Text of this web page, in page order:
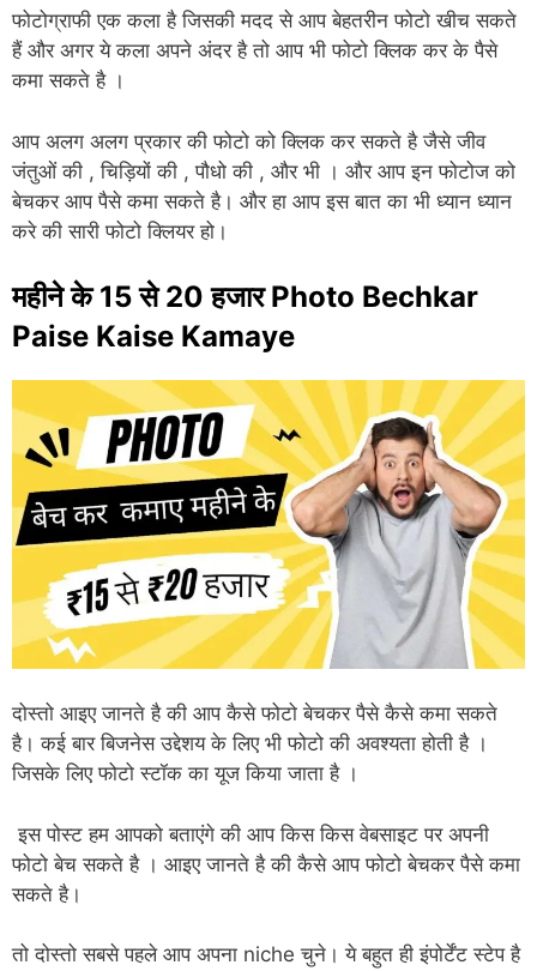
फोटोग्राफी एक कला है जिसकी मदद से आप बेहतरीन फोटो खीच सकते
हैं और अगर ये कला अपने अंदर है तो आप भी फोटो क्लिक कर के पैसे
कमा सकते है ।
आप अलग अलग प्रकार की फोटो को क्लिक कर सकते है जैसे जीव
जंतुओं की , चिड़ियों की , पौधो की , और भी । और आप इन फोटोज को
बेचकर आप पैसे कमा सकते है। और हा आप इस बात का भी ध्यान ध्यान
करे की सारी फोटो क्लियर हो।
महीने के 15 से 20 हजार Photo Bechkar
Paise Kaise Kamaye
दोस्तो आइए जानते है की आप कैसे फोटो बेचकर पैसे कैसे कमा सकते
है। कई बार बिजनेस उद्देशय के लिए भी फोटो की अवश्यता होती है ।
जिसके लिए फोटो स्टॉक का यूज किया जाता है ।
इस पोस्ट हम आपको बताएंगे की आप किस किस वेबसाइट पर अपनी
फोटो बेच सकते है । आइए जानते है की कैसे आप फोटो बेचकर पैसे कमा
सकते है।
तो दोस्तो सबसे पहले आप अपना niche चुने। ये बहुत ही इंपोर्टेंट स्टेप है